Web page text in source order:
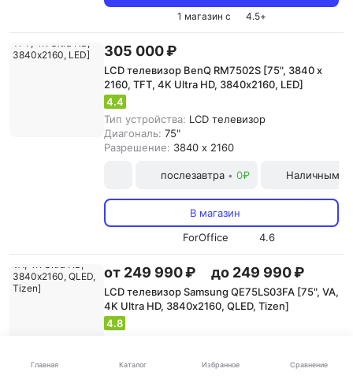
Главная Каталог Избранное Сравнение
1 магазин с 4.5+
305 000 ₽
LCD телевизор BenQ RM7502S [75", 3840 x
2160, TFT, 4K Ultra HD, 3840х2160, LED]
4.4
Тип устройства: LCD телевизор
Диагональ: 75"
Разрешение: 3840 x 2160
послезавтра • 0₽ Наличными
В магазин
ForOffice
4.6
от 249 990 ₽ до 249 990 ₽
LCD телевизор Samsung QE75LS03FA [75", VA,
4K Ultra HD, 3840х2160, QLED, Tizen]
4.8
Диагональ: